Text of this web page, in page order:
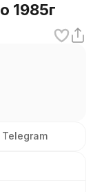
1985г
Telegram